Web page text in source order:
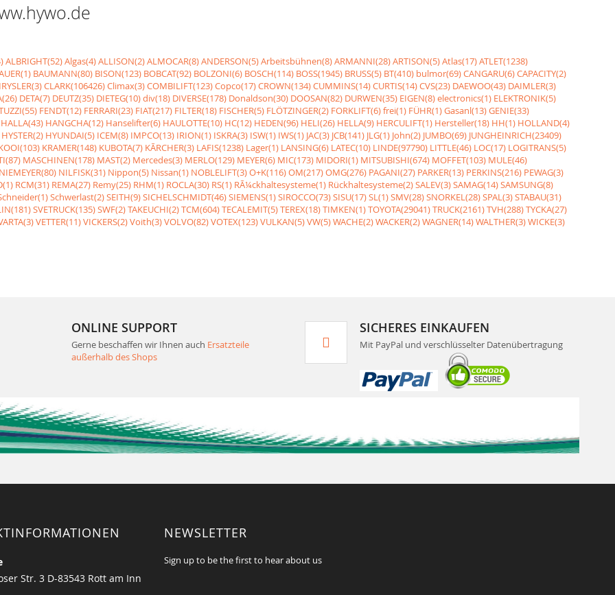
ALBRIGHT(52)Algas(4)ALLISON(2)ALMOCAR(8)ANDERSON(5)Arbeitsbühnen(8)ARMANNI(28)ARTISON(5)Atlas(17)ATLET(1238)
BAUMANN(80) BISON(123) BOBCAT(92) BOLZONI(6) BOSCH(114) BOSS(1945) BRUSS(5) BT(410) bulmor(69)CANGARU(6)CAPACITY(2)
CLARK(106426)Climax(3)COMBILIFT(123)Copco(17)CROWN(134)CUMMINS(14)CURTIS(14)CVS(23) DAEWOO(43) DAIMLER(3)
DETA(7) DEUTZ(35) DIETEG(10)div(18) DIVERSE(178) Donaldson(30) DOOSAN(82) DURWEN(35) EIGEN(8)electronics(1) ELEKTRONIK(5)
FENDT(12) FERRARI(23) FIAT(217) FILTER(18) FISCHER(5) FLÖTZINGER(2) FORKLIFT(6)frei(1) FÜHR(1)Gasanl(13)GENIE(33)
HALLA(43) HANGCHA(12) Hanselifter(6) HAULOTTE(10) HC(12) HEDEN(96) HELI(26) HELLA(9) HERCULIFT(1) Hersteller(18) HH(1) HOLLAND(4)
HYSTER(2) HYUNDAI(5) ICEM(8) IMPCO(13) IRION(1) ISKRA(3) ISW(1) IWS(1) JAC(3) JCB(141) JLG(1) John(2) JUMBO(69) JUNGHEINRICH(23409)
KRAMER(148) KUBOTA(7) KÃRCHER(3) LAFIS(1238) Lager(1) LANSING(6) LATEC(10) LINDE(97790) LITTLE(46) LOC(17) LOGITRANS(5)
MASCHINEN(178) MAST(2) Mercedes(3) MERLO(129) MEYER(6) MIC(173) MIDORI(1) MITSUBISHI(674) MOFFET(103) MULE(46)
NIEMEYER(80) NILFISK(31) Nippon(5) Nissan(1) NOBLELIFT(3)O+K(116)OM(217)OMG(276) PAGANI(27) PARKER(13) PERKINS(216) PEWAG(3)
RCM(31) REMA(27) Remy(25) RHM(1) ROCLA(30) RS(1) RÃ¼ckhaltesysteme(1) Rückhaltesysteme(2)SALEV(3)SAMAG(14)SAMSUNG(8)
Schwerlast(2)SEITH(9)SICHELSCHMIDT(46)SIEMENS(1)SIROCCO(73)SISU(17)SL(1)SMV(28)SNORKEL(28)SPAL(3)STABAU(31)
SVETRUCK(135)SWF(2)TAKEUCHI(2)TCM(604)TECALEMIT(5)TEREX(18)TIMKEN(1)TOYOTA(29041)TRUCK(2161)TVH(288)TYCKA(27)
VETTER(11)VICKERS(2)Voith(3)VOLVO(82)VOTEX(123)VULKAN(5)VW(5)WACHE(2)WACKER(2)WAGNER(14)WALTHER(3)WICKE(3)
ONLINE SUPPORT
Gerne beschaffen wir Ihnen auch Ersatzteile
außerhalb des Shops
SICHERES EINKAUFEN
Mit PayPal und verschlüsselter Datenübertragung
Str. 3 D-83543 Rott am Inn
NEWSLETTER
Sign up to be the first to hear about us